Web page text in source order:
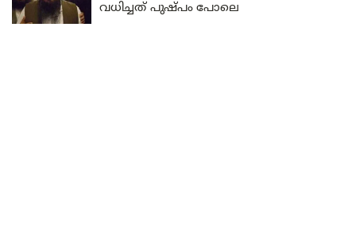
വധിച്ചത് പുഷ്പം പോലെ